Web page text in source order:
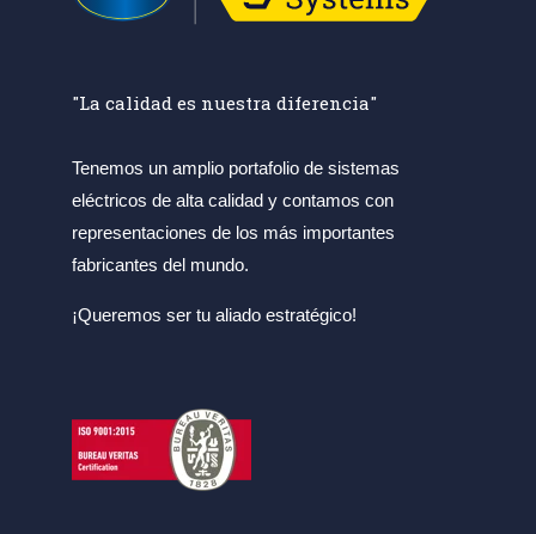
"La calidad es nuestra diferencia"
Tenemos un amplio portafolio de sistemas
eléctricos de alta calidad y contamos con
representaciones de los más importantes
fabricantes del mundo.
¡Queremos ser tu aliado estratégico!